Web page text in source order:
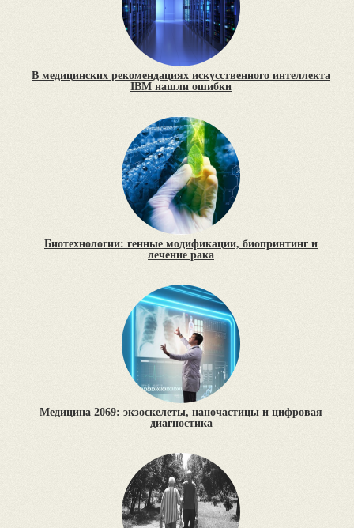
В медицинских рекомендациях искусственного интеллекта
IBM нашли ошибки
Биотехнологии: генные модификации, биопринтинг и
лечение рака
Медицина 2069: экзоскелеты, наночастицы и цифровая
диагностика